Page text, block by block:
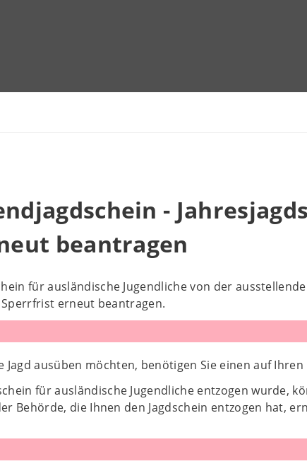
-
beantragen
für ausländische Jugendliche von der
erneut beantragen.
Jagd ausüben möchten, benötigen Sie einen auf
für ausländische Jugendliche entzogen wurde,
Behörde, die Ihnen den Jagdschein entzogen hat,